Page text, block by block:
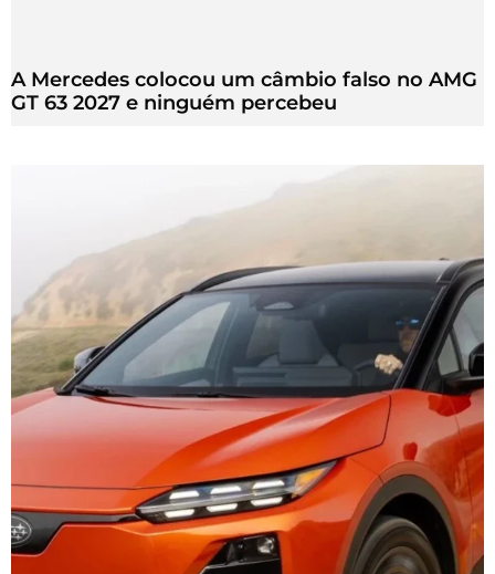
A Mercedes colocou um câmbio falso no AMG
GT 63 2027 e ninguém percebeu